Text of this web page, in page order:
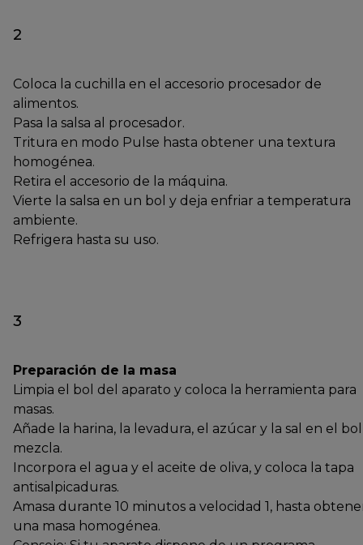
2
Coloca la cuchilla en el accesorio procesador de
alimentos.
Pasa la salsa al procesador.
Tritura en modo Pulse hasta obtener una textura
homogénea.
Retira el accesorio de la máquina.
Vierte la salsa en un bol y deja enfriar a temperatura
ambiente.
Refrigera hasta su uso.
3
Preparación de la masa
Limpia el bol del aparato y coloca la herramienta para
masas.
Añade la harina, la levadura, el azúcar y la sal en el
mezcla.
Incorpora el agua y el aceite de oliva, y coloca la tapa
antisalpicaduras.
Amasa durante 10 minutos a velocidad 1, hasta
una masa homogénea.